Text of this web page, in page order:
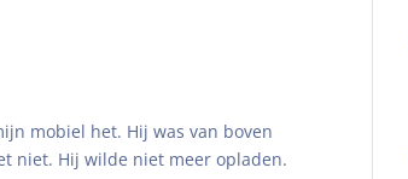
mobiel het. Hij was van boven
niet. Hij wilde niet meer opladen.